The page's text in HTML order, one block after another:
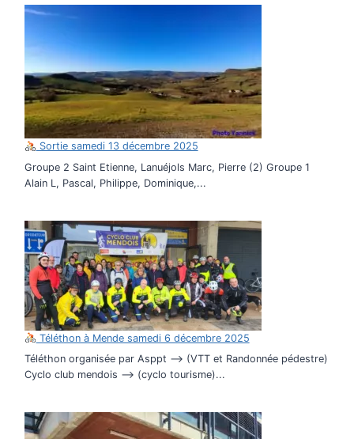
Sortie samedi 13 décembre 2025
Groupe 2 Saint Etienne, Lanuéjols Marc, Pierre (2) Groupe 1
Alain L, Pascal, Philippe, Dominique,...
Téléthon à Mende samedi 6 décembre 2025
Téléthon organisée par Asppt –> (VTT et Randonnée pédestre)
Cyclo club mendois –> (cyclo tourisme)...